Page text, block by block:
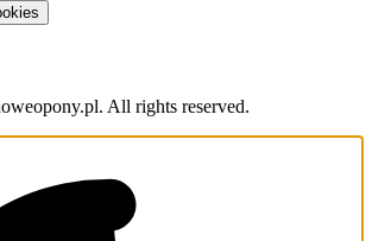
All rights reserved.